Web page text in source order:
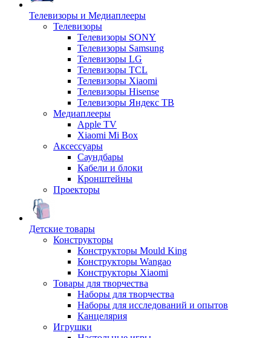
Телевизоры и Медиаплееры
Телевизоры
Телевизоры SONY
Телевизоры Samsung
Телевизоры LG
Телевизоры TCL
Телевизоры Xiaomi
Телевизоры Hisense
Телевизоры Яндекс ТВ
Медиаплееры
Apple TV
Xiaomi Mi Box
Аксессуары
Саундбары
Кабели и блоки
Кронштейны
Проекторы
Детские товары
Конструкторы
Конструкторы Mould King
Конструкторы Wangao
Конструкторы Xiaomi
Товары для творчества
Наборы для творчества
Наборы для исследований и опытов
Канцелярия
Игрушки